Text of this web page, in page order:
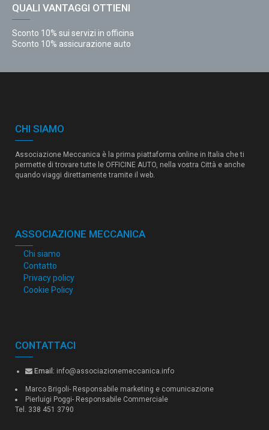
QUALI VANTAGGI OTTIENI
Sconto 10% sui servizi in officina
Sconto 10% assicurazione auto
CHI SIAMO
Associazione Meccanica è la prima piattaforma online in Italia che ti
permette di trovare tutte le OFFICINE AUTO, nella vostra Città e anche
quando viaggi direttamente tramite il web.
ASSOCIAZIONE MECCANICA
Chi siamo
Contatto
Privacy policy
Cookie Policy
CONTATTACI
Email: info@associazionemeccanica.info
Marco Brigoli- Responsabile marketing e comunicazione
Pierluigi Poggi- Responsabile Commerciale
Tel. 338 451 3790